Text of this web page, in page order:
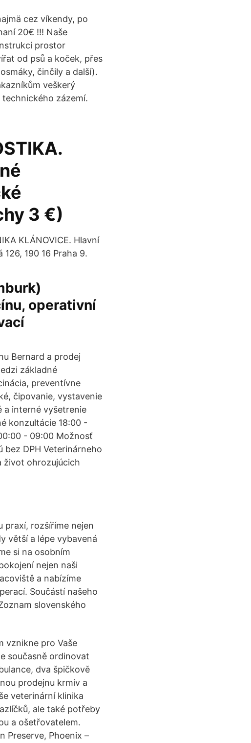
cez víkendy, po
20€ !!! Naše
prostor
od psů a koček, přes
činčily a další).
veškerý
zázemí.
3 €)
KLÁNOVICE. Hlavní
190 16 Praha 9.
operativní
Bernard a prodej
základné
preventívne
čipovanie, vystavenie
a interné vyšetrenie
konzultácie 18:00 -
- 09:00 Možnosť
DPH Veterinárneho
život ohrozujúcich
praxí, rozšíříme nejen
větší a lépe vybavená
si na osobním
nejen naši
a nabízíme
Součástí našeho
slovenského
vznikne pro Vaše
současně ordinovat
dva špičkově
prodejnu krmiv a
veterinární klinika
ale také potřeby
a ošetřovatelem.
Preserve, Phoenix –